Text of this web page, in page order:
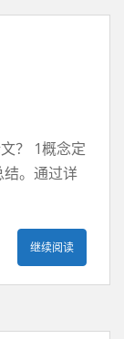
？ 1概念定
。通过详
继续阅读